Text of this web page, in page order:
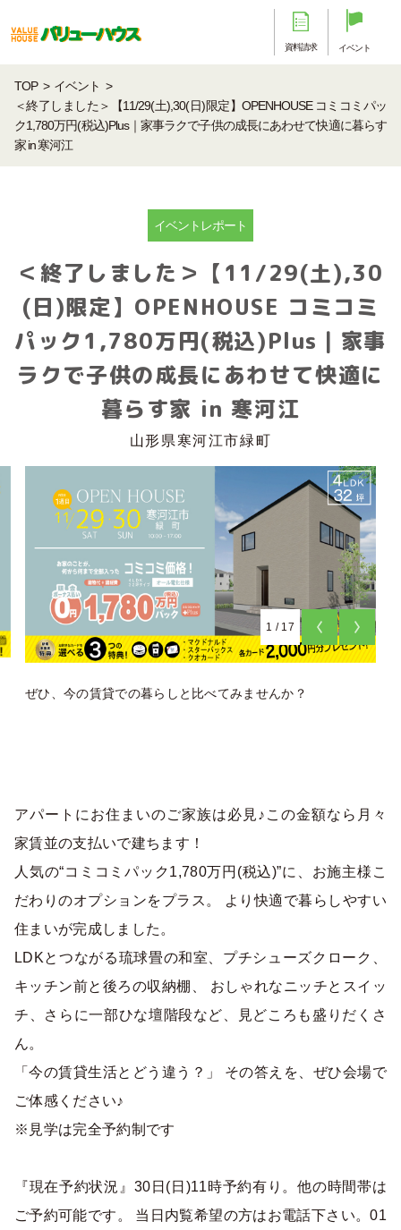
資料請求 イベント
TOP
イベント
＜終了しました＞【11/29(土),30(日)限定】OPENHOUSE コミコミパッ
ク1,780万円(税込)Plus｜家事ラクで子供の成長にあわせて快適に暮らす
家 in 寒河江
イベントレポート
＜終了しました＞【11/29(土),30
(日)限定】OPENHOUSE コミコミ
パック1,780万円(税込)Plus｜家事
ラクで子供の成長にあわせて快適に
暮らす家 in 寒河江
山形県寒河江市緑町
ぜひ、今の賃貸での暮らしと比べてみませんか？
1 / 17
アパートにお住まいのご家族は必見♪この金額なら月々
家賃並の支払いで建ちます！
人気の“コミコミパック1,780万円(税込)”に、お施主様こ
だわりのオプションをプラス。 より快適で暮らしやすい
住まいが完成しました。
LDKとつながる琉球畳の和室、プチシューズクローク、
キッチン前と後ろの収納棚、 おしゃれなニッチとスイッ
チ、さらに一部ひな壇階段など、見どころも盛りだくさ
ん。
「今の賃貸生活とどう違う？」 その答えを、ぜひ会場で
ご体感ください♪
※見学は完全予約制です
『現在予約状況』30日(日)11時予約有り。他の時間帯は
ご予約可能です。 当日内覧希望の方はお電話下さい。01